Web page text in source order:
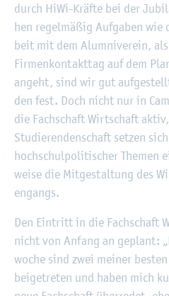
durch HiWi-Kräf­te bei der
hen re­gel­mä­ßig Auf­ga­ben
beit mit dem Alum­ni­ver­ein,
Fir­men­kon­takt­tag auf dem
an­geht, sind wir gut
den fest. Doch nicht nur in
die Fach­schaft Wirt­schaft
Stu­die­ren­den­schaft set­zen
hoch­schul­po­li­ti­scher The­men
wei­se die Mit­ge­stal­tung des
en­gangs.
Den Ein­tritt in die Fach­schaft
nicht von An­fang an ge­plant:
wo­che sind zwei mei­ner
bei­ge­tre­ten und haben mich